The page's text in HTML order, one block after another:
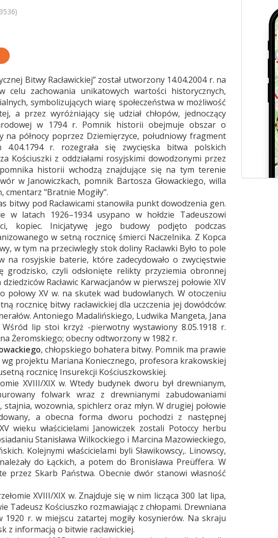
Bitwy Racławickiej” został utworzony 14.04.2004 r. na
celu zachowania unikatowych wartości historycznych,
symbolizujących wiarę społeczeństwa w możliwość
a przez wyróżniający się udział chłopów, jednoczący
w 1794 r. Pomnik historii obejmuje obszar o
na północy poprzez Dziemięrzyce, południowy fragment
4.04.1794 r. rozegrała się zwycięska bitwa polskich
Kościuszki z oddziałami rosyjskimi dowodzonymi przez
historii wchodzą znajdujące się na tym terenie
w Janowiczkach, pomnik Bartosza Głowackiego, willa
cmentarz "Bratnie Mogiły".
bitwy pod Racławicami stanowiła punkt dowodzenia gen.
w latach 1926–1934 usypano w hołdzie Tadeuszowi
kopiec. Inicjatywę jego budowy podjęto podczas
w setną rocznicę śmierci Naczelnika. Z Kopca
w tym na przeciwległy stok doliny Racławki Było to pole
na rosyjskie baterie, które zadecydowało o zwycięstwie
grodzisko, czyli odsłonięte relikty przyziemia obronnej
Racławic Karwacjanów w pierwszej połowie XIV
połowy XV w. na skutek wad budowlanych. W otoczeniu
rocznicę bitwy racławickiej dla uczczenia jej dowódców:
Antoniego Madalińskiego, Ludwika Mangeta, Jana
Wśród lip stoi krzyż -pierwotny wystawiony 8.05.1918 r.
Żeromskiego; obecny odtworzony w 1982 r.
, chłopskiego bohatera bitwy. Pomnik ma prawie
wg projektu Mariana Koniecznego, profesora krakowskiej
rocznicę Insurekcji Kościuszkowskiej.
XVIII/XIX w. Wtedy budynek dworu był drewnianym,
folwark wraz z drewnianymi zabudowaniami
stajnia, wozownia, spichlerz oraz młyn. W drugiej połowie
a obecna forma dworu pochodzi z następnej
wieku właścicielami Janowiczek zostali Potoccy herbu
Stanisława Wilkockiego i Marcina Mazowieckiego,
Kolejnymi właścicielami byli Sławikowscy,. Linowscy,
do Łąckich, a potem do Bronisława Preüffera. W
przez Skarb Państwa. Obecnie dwór stanowi własność
XVIII/XIX w. Znajduje się w nim licząca 300 lat lipa,
Tadeusz Kościuszko rozmawiając z chłopami. Drewniana
r. w miejscu zatartej mogiły kosynierów. Na skraju
z informacją o bitwie racławickiej.